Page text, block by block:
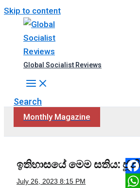
Skip to content
Global Socialist Reviews
Search
Monthly Magazine
ඉතිහාසයේ මෙම සතිය: ජූනි
July 26, 2023 8:15 PM